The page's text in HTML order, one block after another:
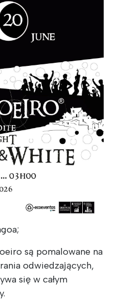
są pomalowane na
odwiedzających,
się w całym